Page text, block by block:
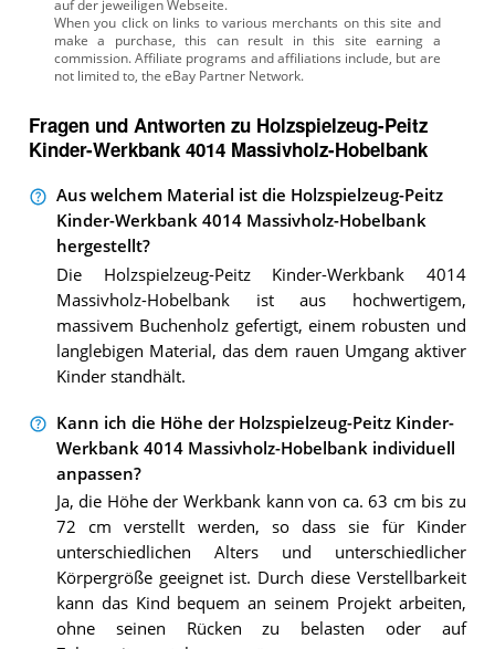
auf der jeweiligen Webseite.
Fragen und Antworten zu Holzspielzeug-Peitz
Kinder-Werkbank 4014 Massivholz-Hobelbank
Aus welchem Material ist die Holzspielzeug-Peitz
Kinder-Werkbank 4014 Massivholz-Hobelbank
hergestellt?
Die Holzspielzeug-Peitz Kinder-Werkbank 4014
Massivholz-Hobelbank ist aus hochwertigem,
massivem Buchenholz gefertigt, einem robusten und
langlebigen Material, das dem rauen Umgang aktiver
Kinder standhält.
Kann ich die Höhe der Holzspielzeug-Peitz Kinder-
Werkbank 4014 Massivholz-Hobelbank individuell
anpassen?
Ja, die Höhe der Werkbank kann von ca. 63 cm bis zu
72 cm verstellt werden, so dass sie für Kinder
unterschiedlichen Alters und unterschiedlicher
Körpergröße geeignet ist. Durch diese Verstellbarkeit
kann das Kind bequem an seinem Projekt arbeiten,
ohne seinen Rücken zu belasten oder auf